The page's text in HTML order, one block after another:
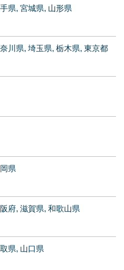
県 宮城県 山形県
川県 埼玉県 栃木県 東京都
県
府 滋賀県 和歌山県
県 山口県